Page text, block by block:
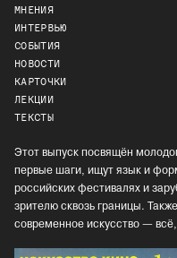
МНЕНИЯ
ИНТЕРВЬЮ
СОБЫТИЯ
НОВОСТИ
КАРТОЧКИ
ЛЕКЦИИ
ТЕКСТЫ
Этот выпуск посвящён
первые шаги, ищут язык и
российских фестивалях и
зрителю сквозь границы.
современное искусство —